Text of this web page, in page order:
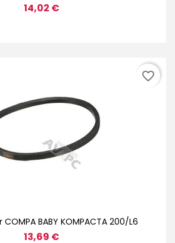
14,02 €
BABY KOMPACTA 200/L6
13,69 €
favorite_border